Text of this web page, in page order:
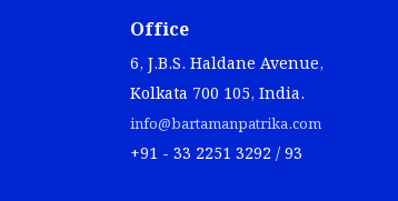
Office
6, J.B.S. Haldane Avenue,
Kolkata 700 105, India.
info@bartamanpatrika.com
+91 - 33 2251 3292 / 93